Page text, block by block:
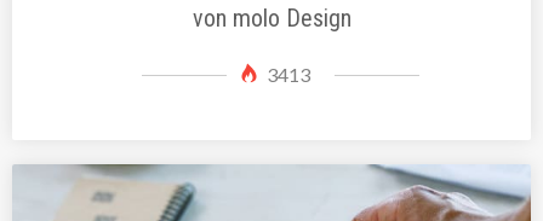
von molo Design
3413